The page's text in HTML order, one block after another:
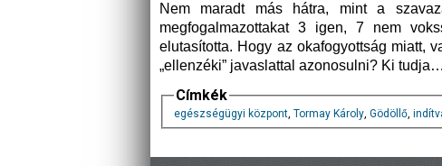
Nem maradt más hátra, mint a
megfogalmazottakat 3 igen, 7 nem
elutasította. Hogy az okafogyottság miatt,
„ellenzéki” javaslattal azonosulni? Ki
Címkék
egészségügyi központ, Tormay Károly, Gödöllő,